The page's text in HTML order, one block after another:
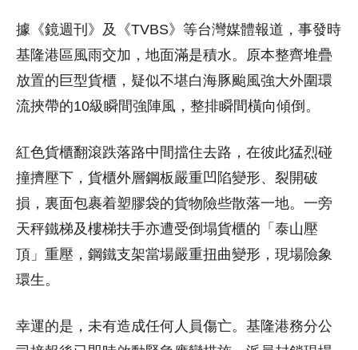
據《鏡週刊》及《TVBS》等台灣媒體報道，事發時
基隆港區風雨交加，地面滿是積水。原本整齊堆疊
放置的巨型貨櫃，疑似不堪白海豚颱風強大外圍環
流挾帶的10級瞬間強陣風，整排瞬間橫向傾倒。
紅色貨櫃翻滾跌落路中間擋住去路，在彼此猛烈碰
撞擠壓下，貨櫃外層鋼板嚴重凹陷變形、裂開破
損，裏面包裹着塑膠袋的貨物險些散落一地。一旁
天秤鐵梯及樓梯扶手亦遭受倒塌貨櫃的「泰山壓
頂」重壓，鋼鐵支架當場嚴重扭曲變形，現場險象
環生。
幸運的是，未有造成任何人員傷亡。基隆港務分公